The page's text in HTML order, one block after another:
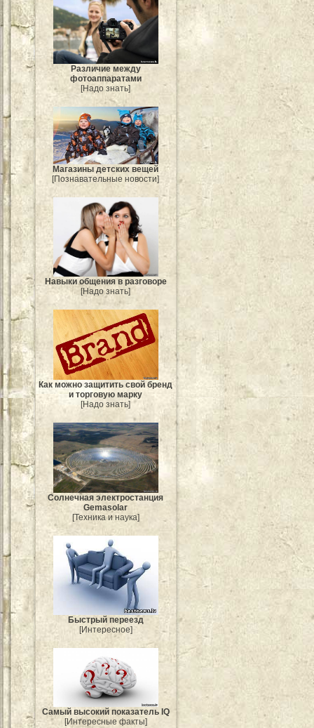
Различие между
фотоаппаратами
[Надо знать]
Магазины детских вещей
[Познавательные новости]
Навыки общения в разговоре
[Надо знать]
Как можно защитить свой бренд
и торговую марку
[Надо знать]
Солнечная электростанция
Gemasolar
[Техника и наука]
Быстрый переезд
[Интересное]
Самый высокий показатель IQ
[Интересные факты]